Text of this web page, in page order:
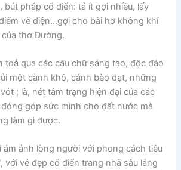
bút pháp cổ điển: tả ít gợi nhiều, lấy
vẽ diện…gợi cho bài hơ không khí
thơ Đường.
toả qua các câu chữ sáng tạo, độc đáo
một cành khô, cánh bèo dạt, những
; là, nét tâm trạng hiện đại của các
góp sức mình cho đất nước mà
làm gì được.
ám ảnh lòng người với phong cách tiêu
với vẻ đẹp cổ điển trang nhã sâu lắng